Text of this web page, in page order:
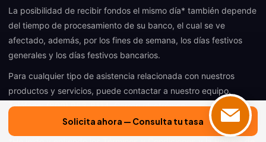
La posibilidad de recibir fondos el mismo día* también depende
del tiempo de procesamiento de su banco, el cual se ve
afectado, además, por los fines de semana, los días festivos
generales y los días festivos bancarios.
Para cualquier tipo de asistencia relacionada con nuestros
productos y servicios, puede contactar a nuestro equipo.
Teléfono:(800) 953-8114, Correo electrónico:
support@cashusatoday.com
Solicita ahora — Consulta tu tasa